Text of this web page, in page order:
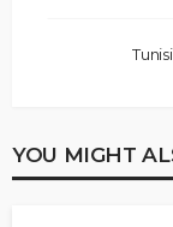
YOU MIGHT